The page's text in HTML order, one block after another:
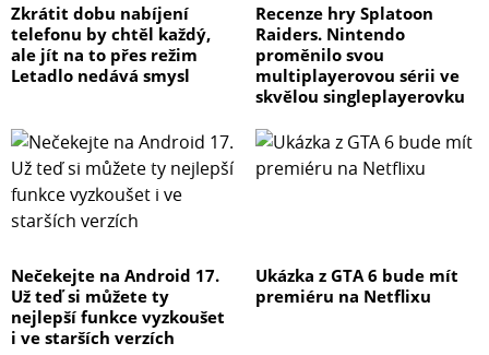
Zkrátit dobu nabíjení
telefonu by chtěl každý,
ale jít na to přes režim
Letadlo nedává smysl
Recenze hry Splatoon
Raiders. Nintendo
proměnilo svou
multiplayerovou sérii ve
skvělou singleplayerovku
Nečekejte na Android 17.
Už teď si můžete ty
nejlepší funkce vyzkoušet
i ve starších verzích
Ukázka z GTA 6 bude mít
premiéru na Netflixu